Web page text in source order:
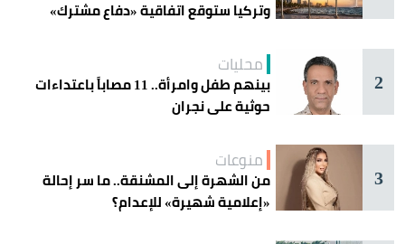
وتركيا ستوقع اتفاقية «دفاع مشترك»
2
محليات
بينهم طفل وامرأة.. 11 مصاباً باعتداءات
حوثية على نجران
3
منوعات
من الشهرة إلى المشنقة.. ما سر إحالة
«إعلامية شهيرة» للإعدام؟